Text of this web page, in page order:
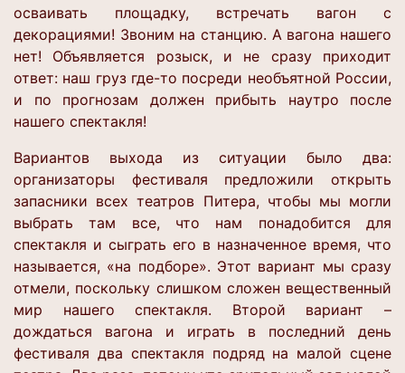
осваивать площадку, встречать вагон с
декорациями! Звоним на станцию. А вагона нашего
нет! Объявляется розыск, и не сразу приходит
ответ: наш груз где-то посреди необъятной России,
и по прогнозам должен прибыть наутро после
нашего спектакля!
Вариантов выхода из ситуации было два:
организаторы фестиваля предложили открыть
запасники всех театров Питера, чтобы мы могли
выбрать там все, что нам понадобится для
спектакля и сыграть его в назначенное время, что
называется, «на подборе». Этот вариант мы сразу
отмели, поскольку слишком сложен вещественный
мир нашего спектакля. Второй вариант –
дождаться вагона и играть в последний день
фестиваля два спектакля подряд на малой сцене